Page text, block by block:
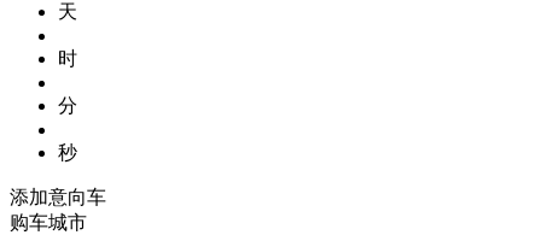
天
时
分
秒
添加意向车
购车城市